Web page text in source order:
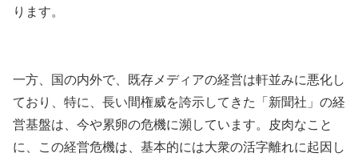
ります。
一方、国の内外で、既存メディアの経営は軒並みに悪化し
ており、特に、長い間権威を誇示してきた「新聞社」の経
営基盤は、今や累卵の危機に瀕しています。皮肉なこと
に、この経営危機は、基本的には大衆の活字離れに起因し